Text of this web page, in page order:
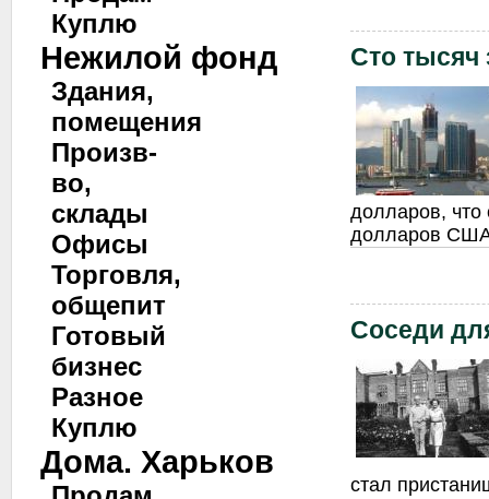
Куплю
Нежилой фонд
Здания,
помещения
Произв-
во,
склады
Офисы
Торговля,
общепит
Готовый
бизнес
Разное
Куплю
Дома. Харьков
Сто тысяч
долларов, что
долларов
Соседи
стал